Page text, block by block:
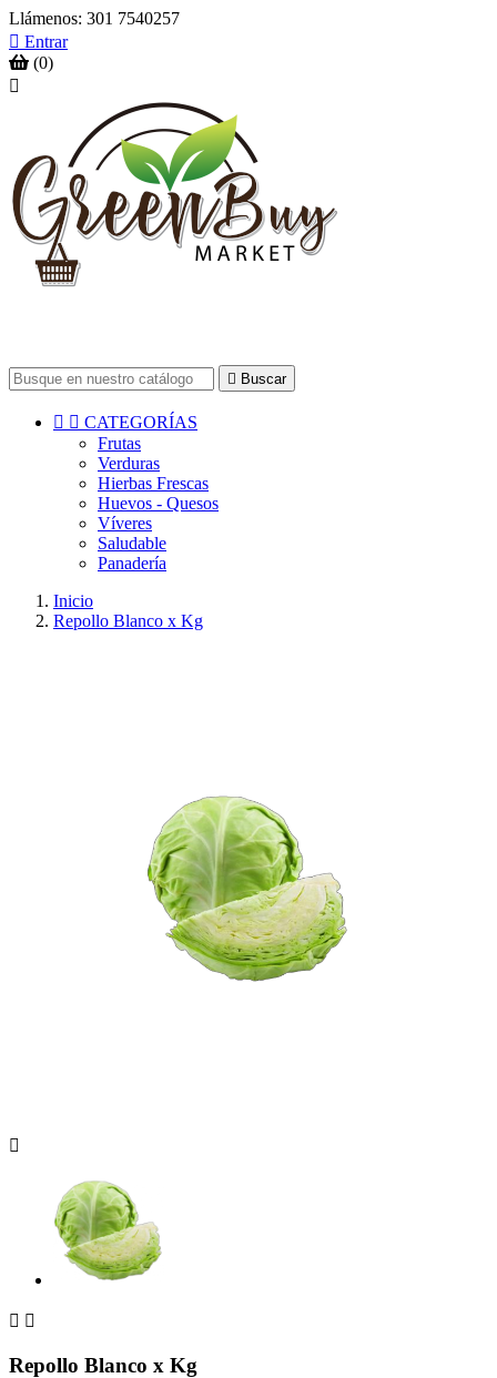
Llámenos: 301 7540257
 Entrar
(0)

 Buscar
  CATEGORÍAS
Frutas
Verduras
Hierbas Frescas
Huevos - Quesos
Víveres
Saludable
Panadería
Inicio
Repollo Blanco x Kg

 
Repollo Blanco x Kg